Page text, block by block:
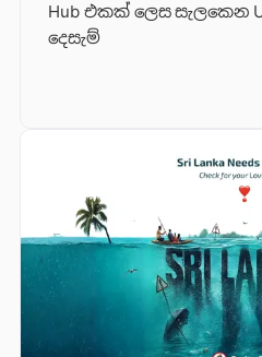
Hub එකක් ලෙස සැලකෙන
දෙසැම්